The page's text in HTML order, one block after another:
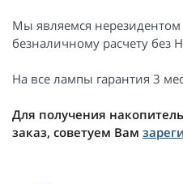
Мы являемся
безналичному расчету без
На все лампы гарантия 3
Для получения
заказ, советуем Вам